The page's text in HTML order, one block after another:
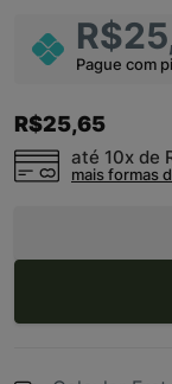
Pague com
R$25,65
até 10x de
mais formas